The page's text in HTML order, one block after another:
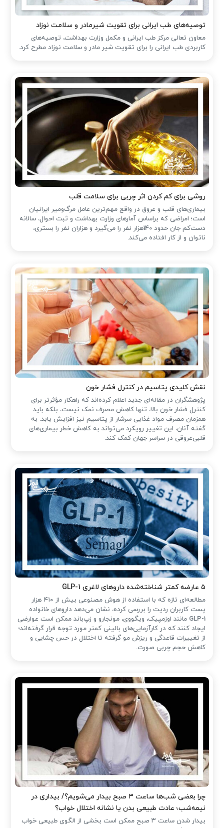
توصیه‌های طب ایرانی برای تقویت شیرمادر و سلامت نوزاد
معاون تعالی مرکز طب ایرانی و مکمل وزارت بهداشت، توصیه‌های
کاربردی طب ایرانی را برای تقویت شیر مادر و سلامت نوزاد مطرح کرد.
روشی برای کم کردن اثر چربی برای سلامت قلب
بیماری‌های قلب و عروق در واقع مهم‌ترین عامل مرگ‌ومیر ایرانیان
است؛ امراضی که براساس آمارهای وزارت بهداشت و ثبت احوال، سالانه
دست‌کم جان حدود 140هزار نفر را می‌گیرد و هزاران نفر را بستری،
ناتوان و از کار افتاده می‌کند.
نقش کلیدی پتاسیم در کنترل فشار خون
پژوهشگران در مقاله‌ای جدید اعلام کرده‌اند که راهکار مؤثرتر برای
کنترل فشار خون بالا، تنها کاهش مصرف نمک نیست، بلکه باید
همزمان مصرف مواد غذایی سرشار از پتاسیم نیز افزایش یابد. به
گفته آنان، این تغییر رویکرد می‌تواند به کاهش خطر بیماری‌های
قلبی‌عروقی در سراسر جهان کمک کند.
۵ عارضه کمتر شناخته‌شده داروهای لاغری GLP-1
مطالعه‌ای تازه که با استفاده از هوش مصنوعی بیش از ۴۱۰ هزار
پست کاربران ردیت را بررسی کرده، نشان می‌دهد داروهای خانواده
GLP-1 مانند اوزمپیک، ویگووی، مونجارو و زپ‌باند ممکن است عوارضی
ایجاد کنند که در کارآزمایی‌های بالینی کمتر مورد توجه قرار گرفته‌اند؛
از تغییرات قاعدگی و ریزش مو گرفته تا اختلال در حس چشایی و
کاهش حجم چربی صورت.
چرا بعضی شب‌ها ساعت ۳ صبح بیدار می‌شویم؟/ بیداری در
نیمه‌شب؛ عادت طبیعی بدن یا نشانه اختلال خواب؟
بیدار شدن ساعت ۳ صبح ممکن است بخشی از الگوی طبیعی خواب